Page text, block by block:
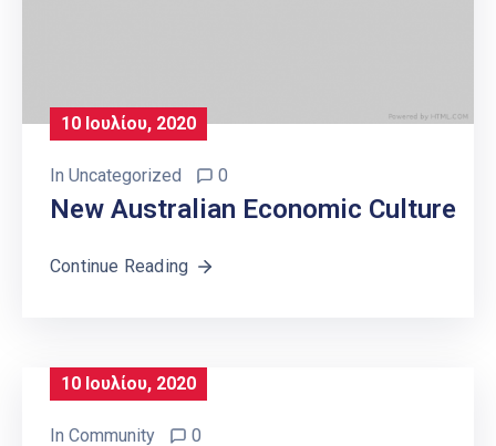
10 Ιουλίου, 2020
In Uncategorized 0
New Australian Economic Culture
Continue Reading
10 Ιουλίου, 2020
In Community 0